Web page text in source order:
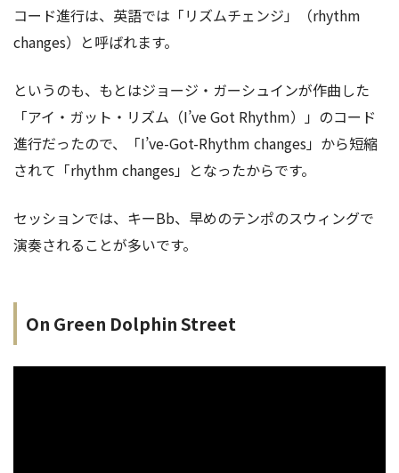
コード進行は、英語では「リズムチェンジ」（rhythm
changes）と呼ばれます。
というのも、もとはジョージ・ガーシュインが作曲した
「アイ・ガット・リズム（I’ve Got Rhythm）」のコード
進行だったので、「I’ve-Got-Rhythm changes」から短縮
されて「rhythm changes」となったからです。
セッションでは、キーBb、早めのテンポのスウィングで
演奏されることが多いです。
On Green Dolphin Street